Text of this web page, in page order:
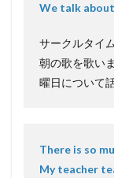
We talk
サークルタイ
朝の歌を歌いま
曜日について
There is so
My teacher